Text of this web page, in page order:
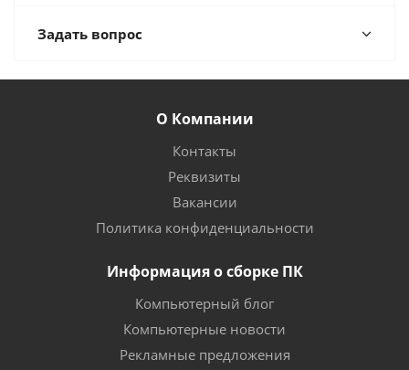
Задать вопрос
О Компании
Контакты
Реквизиты
Вакансии
Политика конфиденциальности
Информация о сборке ПК
Компьютерный блог
Компьютерные новости
Рекламные предложения